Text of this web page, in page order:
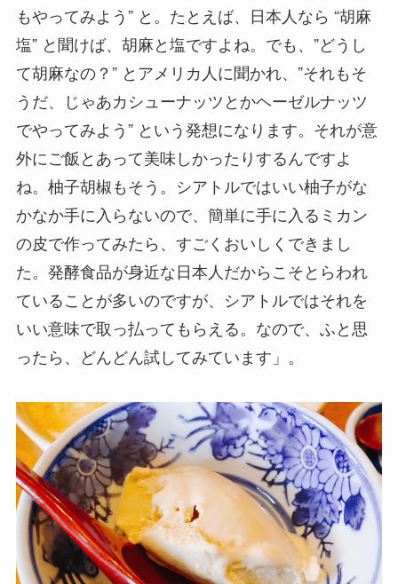
もやってみよう” と。たとえば、日本人なら “胡麻
塩” と聞けば、胡麻と塩ですよね。でも、”どうし
て胡麻なの？” とアメリカ人に聞かれ、”それもそ
うだ、じゃあカシューナッツとかヘーゼルナッツ
でやってみよう” という発想になります。それが意
外にご飯とあって美味しかったりするんですよ
ね。柚子胡椒もそう。シアトルではいい柚子がな
かなか手に入らないので、簡単に手に入るミカン
の皮で作ってみたら、すごくおいしくできまし
た。発酵食品が身近な日本人だからこそとらわれ
ていることが多いのですが、シアトルではそれを
いい意味で取っ払ってもらえる。なので、ふと思
ったら、どんどん試してみています」。